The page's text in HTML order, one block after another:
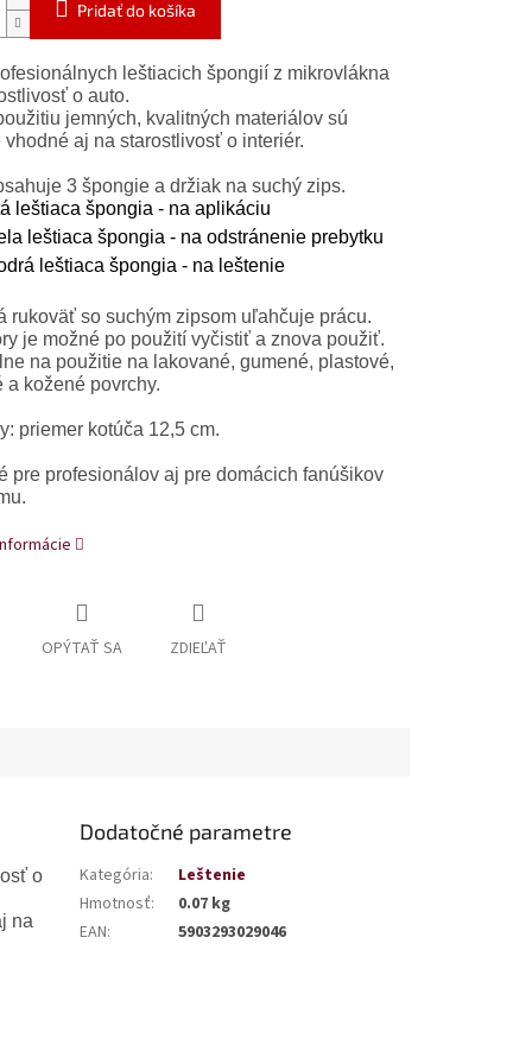
Pridať do košíka
leštiacich špongií z mikrovlákna
o auto.
jemných, kvalitných materiálov sú
vhodné aj na starostlivosť o interiér.
3 špongie a držiak na suchý zips.
leštiaca špongia - na aplikáciu
leštiaca špongia - na odstránenie prebytku
leštiaca špongia - na leštenie
rukoväť so suchým zipsom uľahčuje prácu.
je možné po použití vyčistiť a znova použiť.
na použitie na lakované, gumené, plastové,
a kožené povrchy.
priemer kotúča 12,5 cm.
pre profesionálov aj pre domácich fanúšikov
OPÝTAŤ SA ZDIEĽAŤ
o
na
Dodatočné parametre
Kategória:
Leštenie
Hmotnosť:
0.07 kg
EAN: 5903293029046